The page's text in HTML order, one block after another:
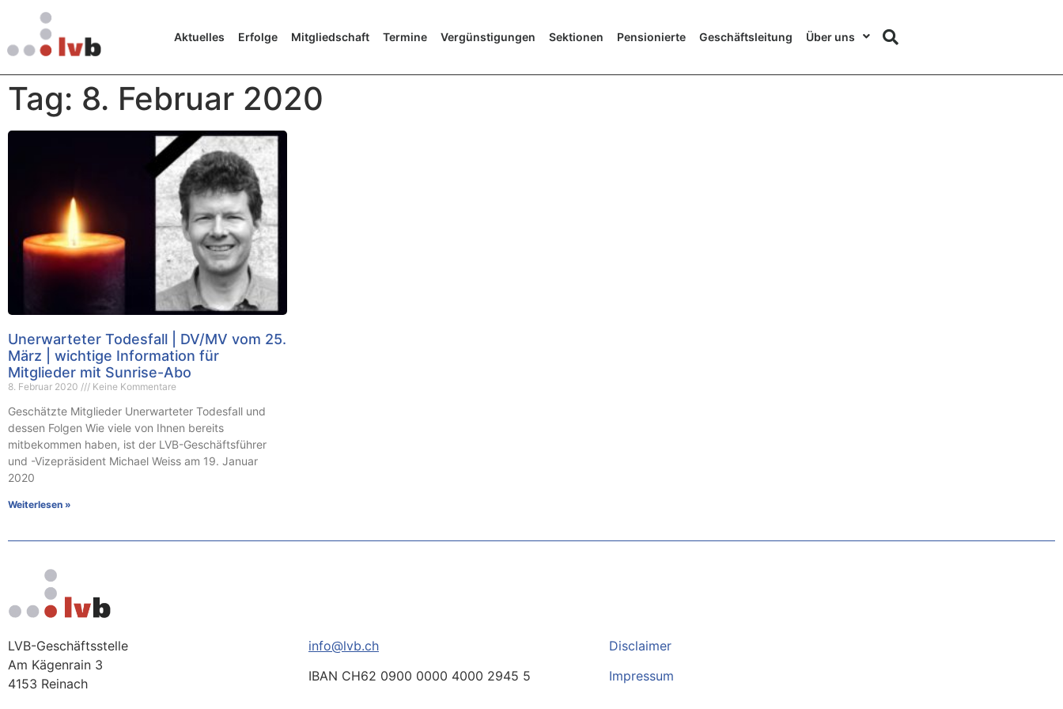
Aktuelles Erfolge Mitgliedschaft Termine Vergünstigungen Sektionen Pensionierte Geschäftsleitung Über uns
Tag: 8. Februar 2020
Unerwarteter Todesfall | DV/MV vom 25.
März | wichtige Information für
Mitglieder mit Sunrise-Abo
8. Februar 2020 Keine Kommentare
Geschätzte Mitglieder Unerwarteter Todesfall und
dessen Folgen Wie viele von Ihnen bereits
mitbekommen haben, ist der LVB-Geschäftsführer
und -Vizepräsident Michael Weiss am 19. Januar
2020
Weiterlesen »
LVB-Geschäftsstelle
Am Kägenrain 3
4153 Reinach
info@lvb.ch
IBAN CH62 0900 0000 4000 2945 5
Disclaimer
Impressum